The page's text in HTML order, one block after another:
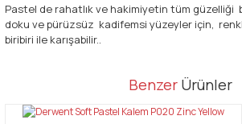
Pastel de rahatlık ve hakimiyetin tüm güzelliği
doku ve pürüzsüz kadifemsi yüzeyler için,
biribiri ile karışabilir..
Bu ürüne ilk yorumu siz
Bu ürünün fiyat bilgisi, resim, ürün
tarafımıza iletebilirsiniz.
Benzer Ürünler